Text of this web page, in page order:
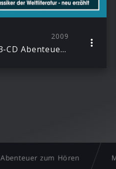
2009
Die 3-CD Abenteuer Hörspielbox
Abenteuer zum Hören